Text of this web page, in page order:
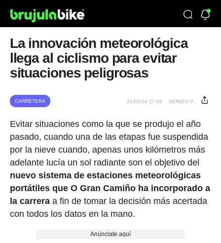
La innovación meteorológica
llega al ciclismo para evitar
situaciones peligrosas
CARRETERA 21/02/24 17:00 SERGIO P.
Evitar situaciones como la que se produjo el año
pasado, cuando una de las etapas fue suspendida
por la nieve cuando, apenas unos kilómetros más
adelante lucía un sol radiante son el objetivo del
nuevo sistema de estaciones meteorológicas
portátiles que O Gran Camiño ha incorporado a
la carrera a fin de tomar la decisión más acertada
con todos los datos en la mano.
Anúnciate aquí